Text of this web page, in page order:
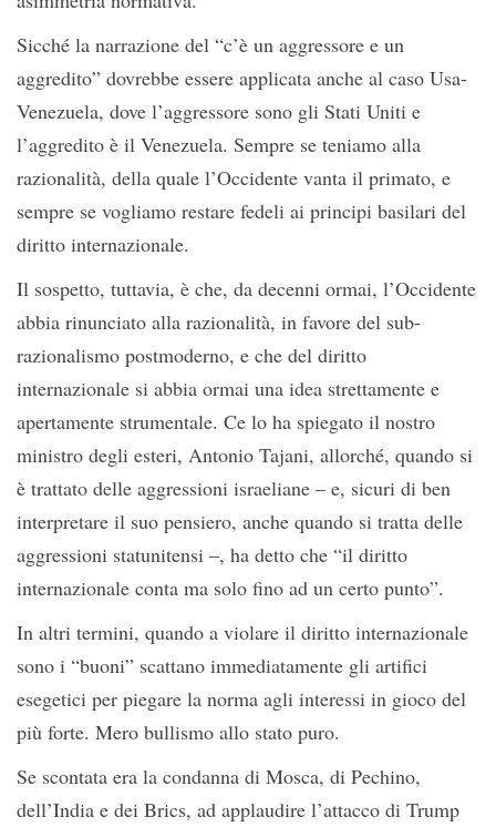
Sicché la narrazione del “c’è un aggressore e un
aggredito” dovrebbe essere applicata anche al caso Usa-
Venezuela, dove l’aggressore sono gli Stati Uniti e
l’aggredito è il Venezuela. Sempre se teniamo alla
razionalità, della quale l’Occidente vanta il primato, e
sempre se vogliamo restare fedeli ai principi basilari del
diritto internazionale.
Il sospetto, tuttavia, è che, da decenni ormai, l’Occidente
abbia rinunciato alla razionalità, in favore del sub-
razionalismo postmoderno, e che del diritto
internazionale si abbia ormai una idea strettamente e
apertamente strumentale. Ce lo ha spiegato il nostro
ministro degli esteri, Antonio Tajani, allorché, quando si
è trattato delle aggressioni israeliane – e, sicuri di ben
interpretare il suo pensiero, anche quando si tratta delle
aggressioni statunitensi –, ha detto che “il diritto
internazionale conta ma solo fino ad un certo punto”.
In altri termini, quando a violare il diritto internazionale
sono i “buoni” scattano immediatamente gli artifici
esegetici per piegare la norma agli interessi in gioco del
più forte. Mero bullismo allo stato puro.
Se scontata era la condanna di Mosca, di Pechino,
dell’India e dei Brics, ad applaudire l’attacco di Trump